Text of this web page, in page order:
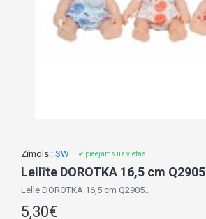
Zīmols:: SW ✔ pieejams uz vietas
Lellīte DOROTKA 16,5 cm Q2905
Lelle DOROTKA 16,5 cm Q2905..
5,30€